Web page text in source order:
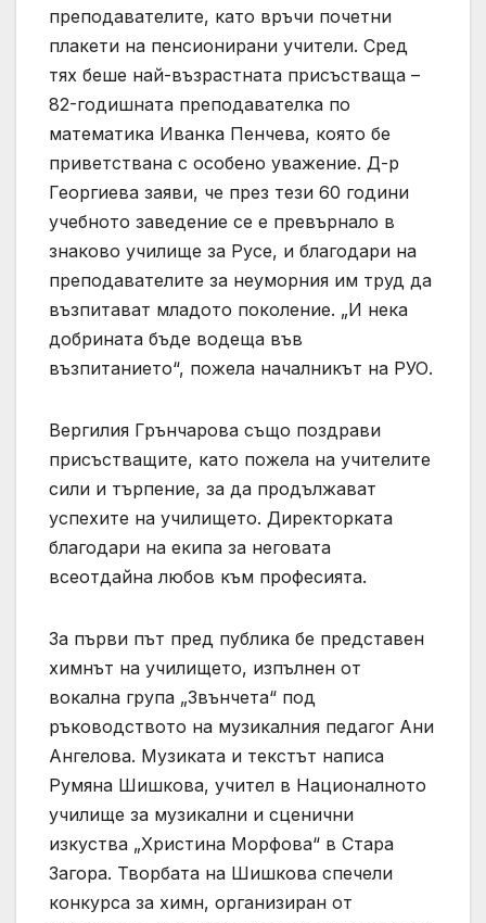
преподавателите, като връчи почетни
плакети на пенсионирани учители. Сред
тях беше най-възрастната присъстваща –
82-годишната преподавателка по
математика Иванка Пенчева, която бе
приветствана с особено уважение. Д-р
Георгиева заяви, че през тези 60 години
учебното заведение се е превърнало в
знаково училище за Русе, и благодари на
преподавателите за неуморния им труд да
възпитават младото поколение. „И нека
добрината бъде водеща във
възпитанието“, пожела началникът на РУО.
Вергилия Грънчарова също поздрави
присъстващите, като пожела на учителите
сили и търпение, за да продължават
успехите на училището. Директорката
благодари на екипа за неговата
всеотдайна любов към професията.
За първи път пред публика бе представен
химнът на училището, изпълнен от
вокална група „Звънчета“ под
ръководството на музикалния педагог Ани
Ангелова. Музиката и текстът написа
Румяна Шишкова, учител в Националното
училище за музикални и сценични
изкуства „Христина Морфова“ в Стара
Загора. Творбата на Шишкова спечели
конкурса за химн, организиран от